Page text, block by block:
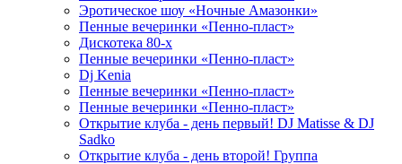
Эротическое шоу «Ночные Амазонки»
Пенные вечеринки «Пенно-пласт»
Дискотека 80-х
Пенные вечеринки «Пенно-пласт»
Dj Kenia
Пенные вечеринки «Пенно-пласт»
Пенные вечеринки «Пенно-пласт»
Открытие клуба - день первый! DJ Matisse & DJ
Sadko
Открытие клуба - день второй! Группа